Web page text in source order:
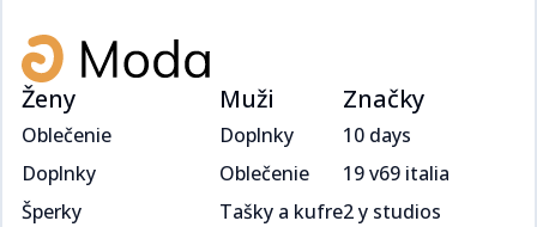
Ženy
Oblečenie
Doplnky
Šperky
Muži
Doplnky
Oblečenie
Tašky a kufre
Značky
10 days
19 v69 italia
2 y studios